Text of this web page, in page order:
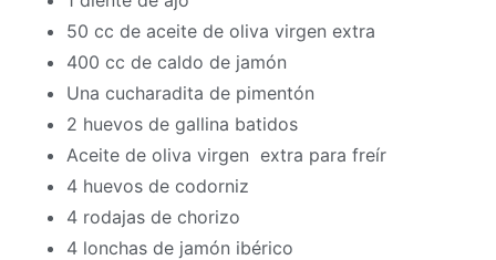
50 cc de aceite de oliva virgen extra
400 cc de caldo de jamón
Una cucharadita de pimentón
2 huevos de gallina batidos
Aceite de oliva virgen extra para freír
4 huevos de codorniz
4 rodajas de chorizo
4 lonchas de jamón ibérico